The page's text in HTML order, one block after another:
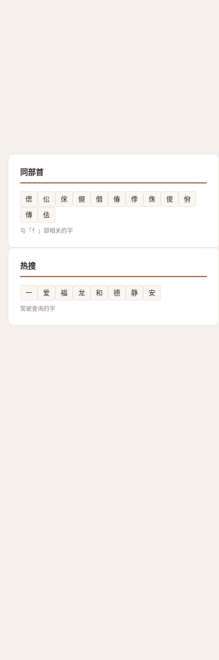
同部首
偲 伀 俕 儭 僭 偆 㑧 侏 儍
佾
傳
佉
与「亻」部相关的字
热搜
一 爱 福 龙 和 德 静 安
常被查询的字